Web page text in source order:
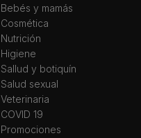
Bebés y mamás
Cosmética
Nutrición
Higiene
Sallud y botiquín
Salud sexual
Veterinaria
COVID 19
Promociones